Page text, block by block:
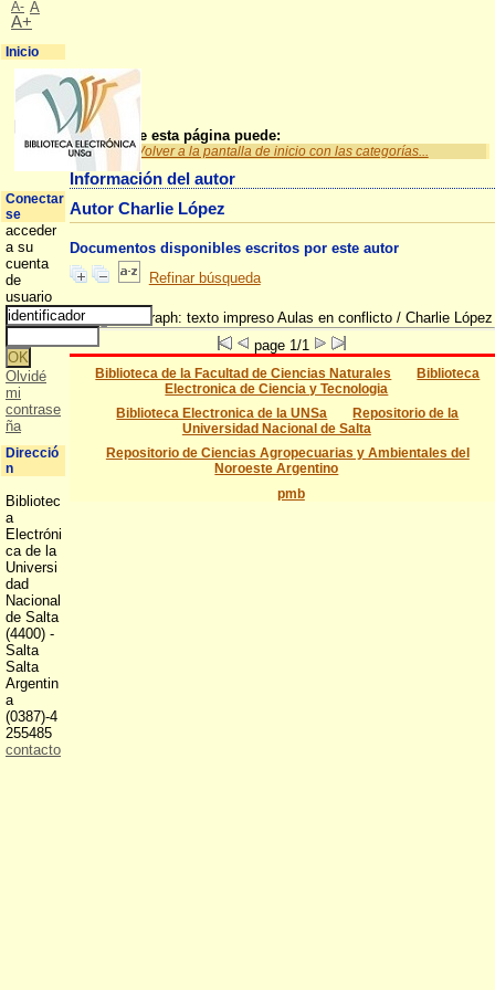
A partir de esta página puede:
Volver a la pantalla de inicio con las categorías...
Información del autor
Autor Charlie López
Documentos disponibles escritos por este autor
Refinar búsqueda
Aulas en conflicto/ Charlie López
page 1/1
Biblioteca de la Facultad de Ciencias Naturales
Biblioteca
Electronica de Ciencia y Tecnologia
Biblioteca Electronica de la UNSa
Repositorio de la
Universidad Nacional de Salta
Repositorio de Ciencias Agropecuarias y Ambientales del
Noroeste Argentino
pmb
A- A
A+
Inicio
Conectar
se
acceder
a su
cuenta
de
usuario
Olvidé
mi
contrase
ña
Direcció
n
Bibliotec
a
Electróni
ca de la
Universi
dad
Nacional
de Salta
(4400) -
Salta
Salta
Argentin
a
(0387)-4
255485
contacto